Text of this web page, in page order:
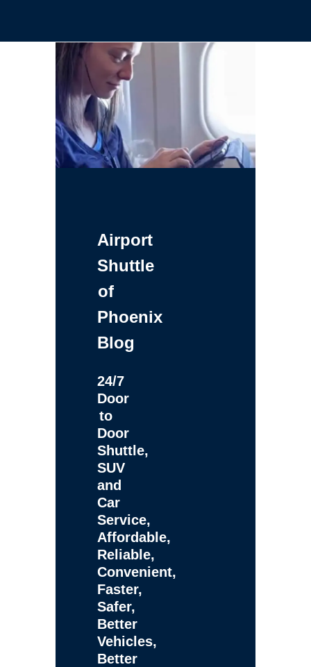
Airport
Shuttle
of
Phoenix
Blog
24/7
Door
to
Door
Shuttle,
SUV
and
Car
Service,
Affordable,
Reliable,
Convenient,
Faster,
Safer,
Better
Vehicles,
Better